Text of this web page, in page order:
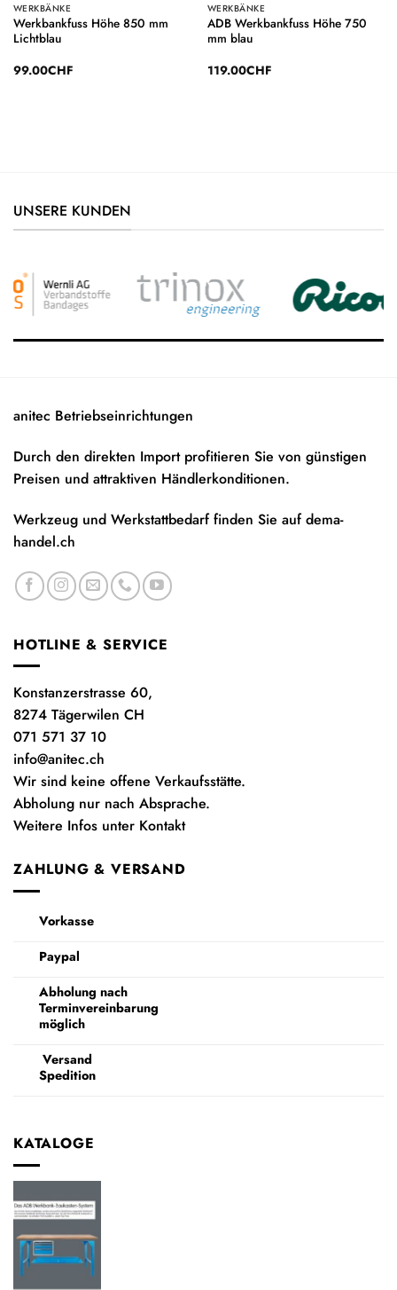
WERKBÄNKE
Werkbankfuss Höhe 850 mm
Lichtblau
99.00CHF
WERKBÄNKE
ADB Werkbankfuss Höhe 750
mm blau
119.00CHF
UNSERE KUNDEN
anitec Betriebseinrichtungen
Durch den direkten Import profitieren Sie von günstigen
Preisen und attraktiven Händlerkonditionen.
Werkzeug und Werkstattbedarf finden Sie aufdema-
handel.ch
HOTLINE & SERVICE
Konstanzerstrasse 60,
8274 Tägerwilen CH
071 571 37 10
info@anitec.ch
Wir sind keine offene Verkaufsstätte.
Abholung nur nach Absprache.
Weitere Infos unter Kontakt
ZAHLUNG & VERSAND
Vorkasse
Paypal
Abholung nach
Terminvereinbarung
möglich
Versand
Spedition
KATALOGE